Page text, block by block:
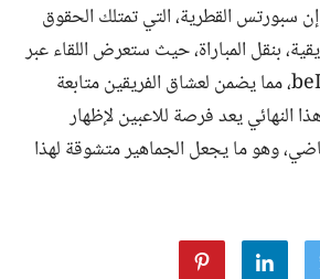
سبورتس القطرية، التي تمتلك الحقوق
بنقل المباراة، حيث ستعرض اللقاء عبر
قناة “beIN SPORTS 2″، مما يضمن لعشاق الفريقين متابعة
النهائي يعد فرصة للاعبين لإظهار
وهو ما يجعل الجماهير متشوقة لهذا